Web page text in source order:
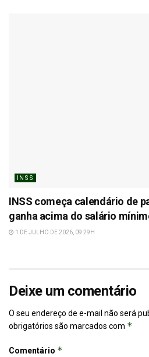
INSS
INSS começa calendário de
ganha acima do salário
1 DE JULHO DE 2026, 09:29H
Deixe um comentário
O seu endereço de e-mail não será
obrigatórios são marcados com *
Comentário *